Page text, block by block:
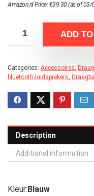
Amazon.nl Price:€39.30(as of 03/
ADD
Categories: Accessoires
bluetooth-luidsprekers
Description
Additional information
Kleur:Blauw